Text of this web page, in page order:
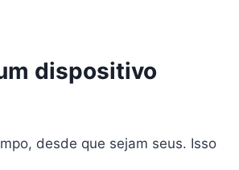
dispositivo
desde que sejam seus. Isso